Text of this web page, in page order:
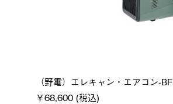
（野電）エレキャン・エアコン-BF
￥68,600 (税込)